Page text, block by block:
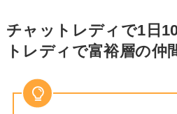
チャットレディで1日
トレディで富裕層の仲